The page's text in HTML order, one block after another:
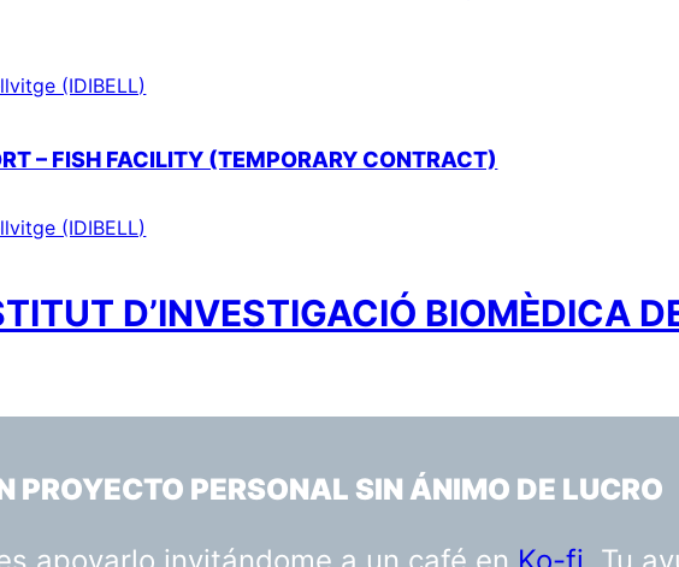
(IDIBELL)
– FISH FACILITY (TEMPORARY CONTRACT)
(IDIBELL)
D’INVESTIGACIÓ BIOMÈDICA
PROYECTO PERSONAL SIN ÁNIMO DE LUCRO